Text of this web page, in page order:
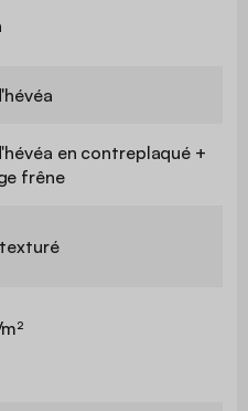
en contreplaqué +
frêne